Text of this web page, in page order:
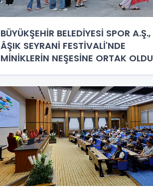
BÜYÜKŞEHİR BELEDİYESİ SPOR A.Ş.,
ÂŞIK SEYRANİ FESTİVALİ'NDE
MİNİKLERİN NEŞESİNE ORTAK OLDU